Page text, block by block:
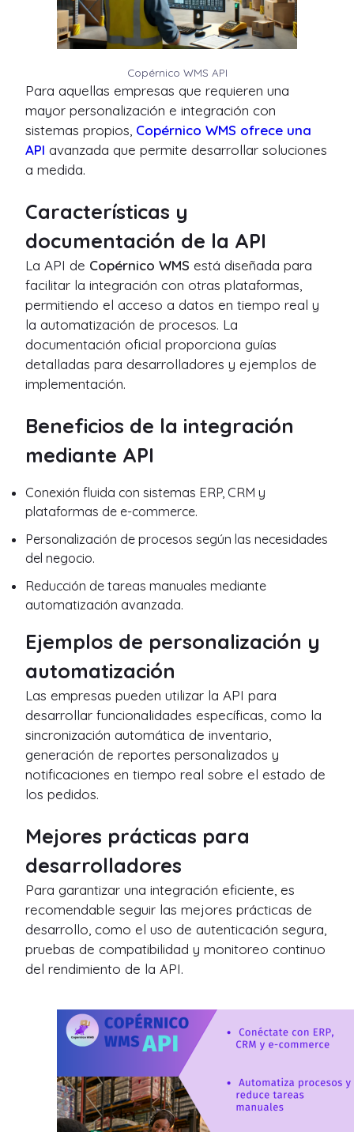
Copérnico WMS API
Para aquellas empresas que requieren una
mayor personalización e integración con
sistemas propios, Copérnico WMS ofrece una
API avanzada que permite desarrollar soluciones
a medida.
Características y
documentación de la API
La API de Copérnico WMS está diseñada para
facilitar la integración con otras plataformas,
permitiendo el acceso a datos en tiempo real y
la automatización de procesos. La
documentación oficial proporciona guías
detalladas para desarrolladores y ejemplos de
implementación.
Beneficios de la integración
mediante API
Conexión fluida con sistemas ERP, CRM y
plataformas de e-commerce.
Personalización de procesos según las necesidades
del negocio.
Reducción de tareas manuales mediante
automatización avanzada.
Ejemplos de personalización y
automatización
Las empresas pueden utilizar la API para
desarrollar funcionalidades específicas, como la
sincronización automática de inventario,
generación de reportes personalizados y
notificaciones en tiempo real sobre el estado de
los pedidos.
Mejores prácticas para
desarrolladores
Para garantizar una integración eficiente, es
recomendable seguir las mejores prácticas de
desarrollo, como el uso de autenticación segura,
pruebas de compatibilidad y monitoreo continuo
del rendimiento de la API.